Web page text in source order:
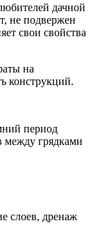
дачной
не подвержен
свои свойства
на
конструкций.
период
между грядками
слоев, дренаж